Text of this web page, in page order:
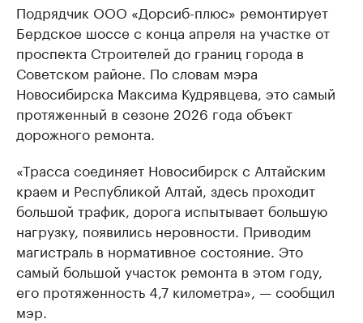
Подрядчик ООО «Дорсиб-плюс» ремонтирует
Бердское шоссе с конца апреля на участке от
проспекта Строителей до границ города в
Советском районе. По словам мэра
Новосибирска Максима Кудрявцева, это самый
протяженный в сезоне 2026 года объект
дорожного ремонта.
«Трасса соединяет Новосибирск с Алтайским
краем и Республикой Алтай, здесь проходит
большой трафик, дорога испытывает большую
нагрузку, появились неровности. Приводим
магистраль в нормативное состояние. Это
самый большой участок ремонта в этом году,
его протяженность 4,7 километра», — сообщил
мэр.